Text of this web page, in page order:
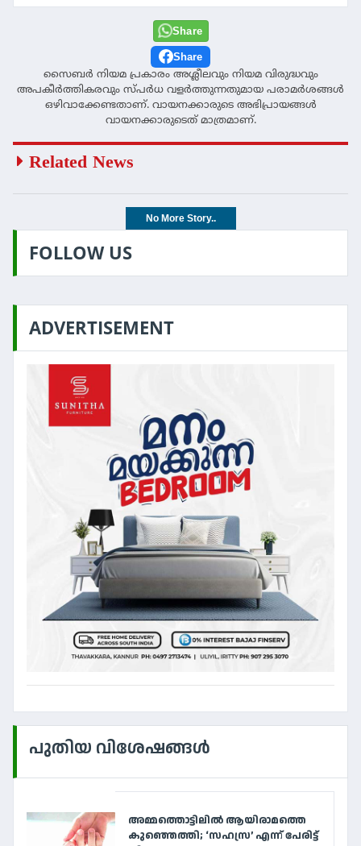
Share
Share
സൈബര്‍ നിയമ പ്രകാരം അശ്ലീലവും നിയമ വിരുദ്ധവും
അപകീര്‍ത്തികരവും സ്പര്‍ധ വളര്‍ത്തുന്നതുമായ പരാമര്‍ശങ്ങള്‍
ഒഴിവാക്കേണ്ടതാണ്. വായനക്കാരുടെ അഭിപ്രായങ്ങള്‍
വായനക്കാരുടെത് മാത്രമാണ്.
Related News
No More Story..
FOLLOW US
ADVERTISEMENT
പുതിയ വിശേഷങ്ങൾ
അമ്മത്തൊട്ടിലിൽ ആയിരാമത്തെ
കുഞ്ഞെത്തി; ‘സഹസ്ര’ എന്ന് പേരിട്ട്